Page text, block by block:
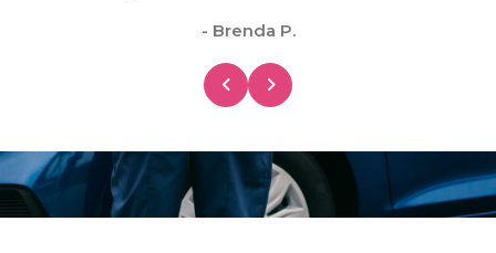
- Brenda P.